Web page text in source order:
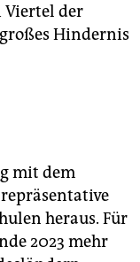
Viertel der
Hindernis
mit dem
heraus. Für
2023 mehr